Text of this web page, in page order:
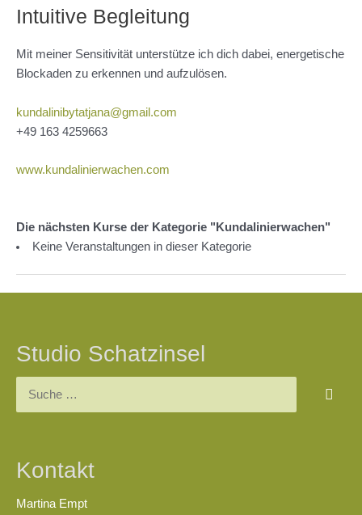
Intuitive Begleitung
Mit meiner Sensitivität unterstütze ich dich dabei, energetische
Blockaden zu erkennen und aufzulösen.
kundalinibytatjana@gmail.com
+49 163 4259663
www.kundalinierwachen.com
Die nächsten Kurse der Kategorie "Kundalinierwachen"
Keine Veranstaltungen in dieser Kategorie
Studio Schatzinsel
Kontakt
Martina Empt